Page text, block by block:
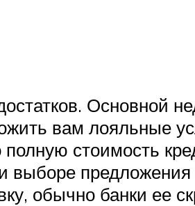
Основной
вам лояльные
стоимость
выборе предложения
обычно банки ее